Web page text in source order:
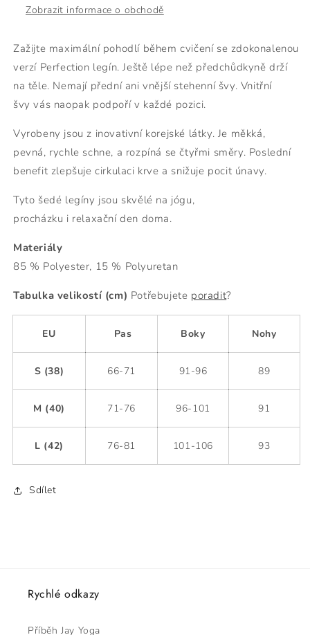
Zobrazit informace o obchodě
Zažijte maximální pohodlí během cvičení se zdokonalenou
verzí Perfection legín. Ještě lépe než předchůdkyně drží
na těle. Nemají přední ani vnější stehenní švy. Vnitřní
švy vás naopak podpoří v každé pozici.
Vyrobeny jsou z inovativní korejské látky. Je měkká,
pevná, rychle schne, a rozpíná se čtyřmi směry. Poslední
benefit zlepšuje cirkulaci krve a snižuje pocit únavy.
Tyto šedé legíny jsou skvělé na jógu,
procházku i relaxační den doma.
Materiály
85 % Polyester, 15 % Polyuretan
Tabulka velikostí (cm) Potřebujete poradit?
EU Pas Boky Nohy
S (38) 66-71 91-96 89
M (40) 71-76 96-101 91
L (42) 76-81 101-106 93
Sdílet
Rychlé odkazy
Příběh Jay Yoga